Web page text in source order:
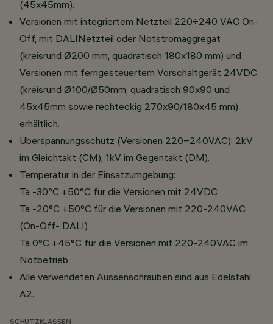
(45x45mm).
Versionen mit integriertem Netzteil 220÷240 VAC On-
Off, mit DALINetzteil oder Notstromaggregat
(kreisrund Ø200 mm, quadratisch 180x180 mm) und
Versionen mit ferngesteuertem Vorschaltgerät 24VDC
(kreisrund Ø100/Ø50mm, quadratisch 90x90 und
45x45mm sowie rechteckig 270x90/180x45 mm)
erhältlich.
Überspannungsschutz (Versionen 220÷240VAC): 2kV
im Gleichtakt (CM), 1kV im Gegentakt (DM).
Temperatur in der Einsatzumgebung:
Ta -30°C +50°C für die Versionen mit 24VDC
Ta -20°C +50°C für die Versionen mit 220-240VAC
(On-Off- DALI)
Ta 0°C +45°C für die Versionen mit 220-240VAC im
Notbetrieb
Alle verwendeten Aussenschrauben sind aus Edelstahl
A2.